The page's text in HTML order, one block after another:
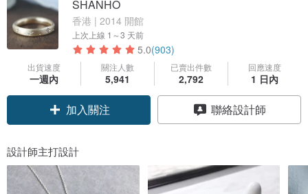
SHANHO
香港 | 2014 開館
上次上線 1～3 天前
5.0(903)
出貨速度
一週內
關注人數
5,941
已賣出件數
2,792
回應速度
1 日內
加入關注 聯絡設計師
設計師主打設計